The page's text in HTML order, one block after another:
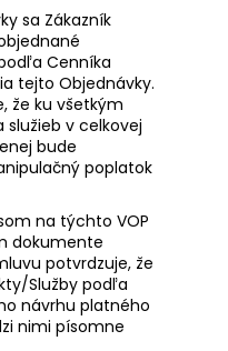
sa Zákazník
Cenníka
tejto Objednávky.
že ku všetkým
v celkovej
bude
poplatok
na týchto VOP
dokumente
potvrdzuje, že
Služby podľa
návrhu platného
nimi písomne